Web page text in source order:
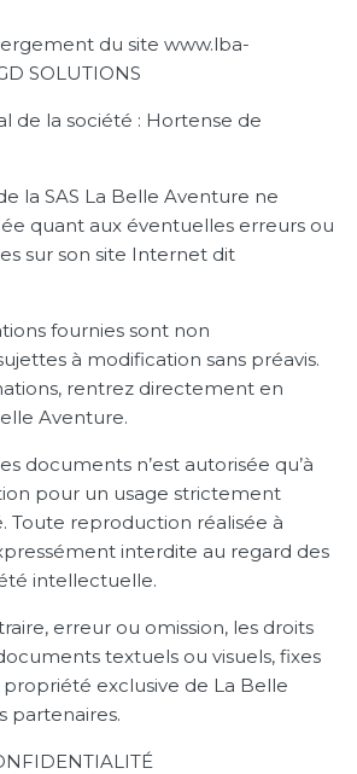
du site www.lba-
SOLUTIONS
de la société : Hortense de
la SAS La Belle Aventure ne
quant aux éventuelles erreurs ou
sur son site Internet dit
fournies sont non
à modification sans préavis.
rentrez directement en
Aventure.
documents n’est autorisée qu’à
pour un usage strictement
Toute reproduction réalisée à
interdite au regard des
intellectuelle.
erreur ou omission, les droits
textuels ou visuels, fixes
propriété exclusive de La Belle
partenaires.